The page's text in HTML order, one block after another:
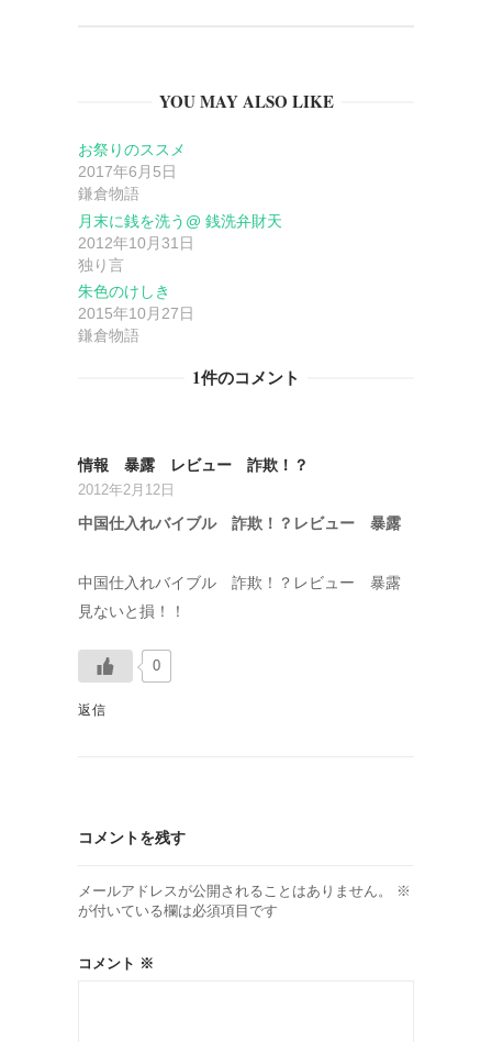
ョ
ン
YOU MAY ALSO LIKE
お祭りのススメ
2017年6月5日
鎌倉物語
月末に銭を洗う@ 銭洗弁財天
2012年10月31日
独り言
朱色のけしき
2015年10月27日
鎌倉物語
1件のコメント
情報 暴露 レビュー 詐欺！？
2012年2月12日
中国仕入れバイブル 詐欺！？レビュー 暴露
中国仕入れバイブル 詐欺！？レビュー 暴露
見ないと損！！
0
返信
コメントを残す
メールアドレスが公開されることはありません。
※
が付いている欄は必須項目です
コメント ※